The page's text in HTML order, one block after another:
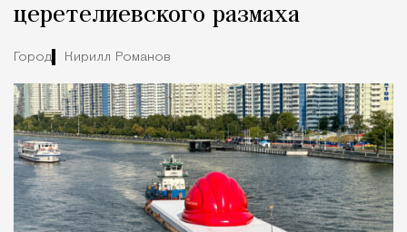
церетелиевского размаха
Город Кирилл Романов